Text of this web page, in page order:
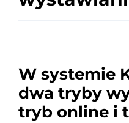
W systemie
dwa tryby
tryb online i